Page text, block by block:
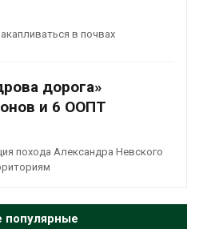
в почвах
дорога»
и 6 ООПТ
похода Александра Невского
популярные